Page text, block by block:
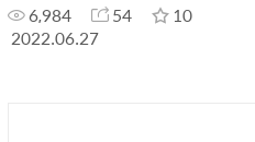
6,984 54
10
2022.06.27